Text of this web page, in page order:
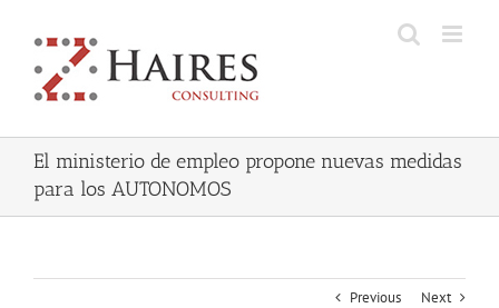
content
El ministerio de empleo propone nuevas medidas
para los AUTONOMOS
Previous Next